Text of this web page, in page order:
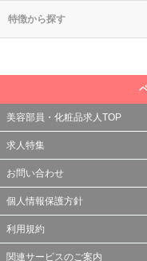
特徴から探す
美容部員・化粧品求人TOP
求人特集
お問い合わせ
個人情報保護方針
利用規約
関連サービスのご案内